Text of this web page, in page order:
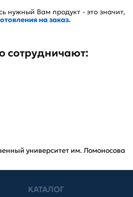
нужный Вам продукт - это значит,
на заказ.
сотрудничают:
университет им. Ломоносова
КАТАЛОГ